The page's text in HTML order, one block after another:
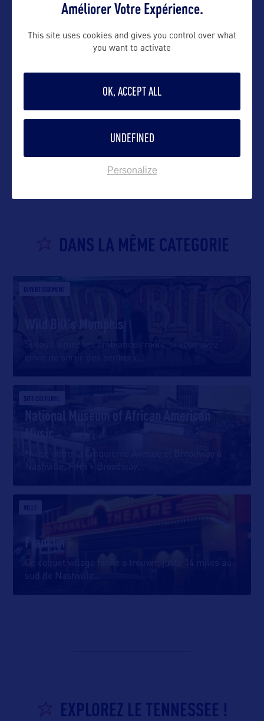
VOIR LE SITE
DANS LA MÊME CATEGORIE
DIVERTISSEMENT
Wild Bill's Memphis
Si vous aimez les ambiances roots, si vous avez
envie de sortir des sentiers
SITE CULTUREL
National Museum of African American
Niché entre la Cinquième Avenue et Broadway à
Nashville, Fifth + Broadway
VILLE
Franklin
Ce coquet village facile à trouver, juste 14 miles au
sud de Nashville
EXPLOREZ LE TENNESSEE !
Améliorer Votre Expérience.
This site uses cookies and gives you control over what
you want to activate
OK, ACCEPT ALL
UNDEFINED
Personalize